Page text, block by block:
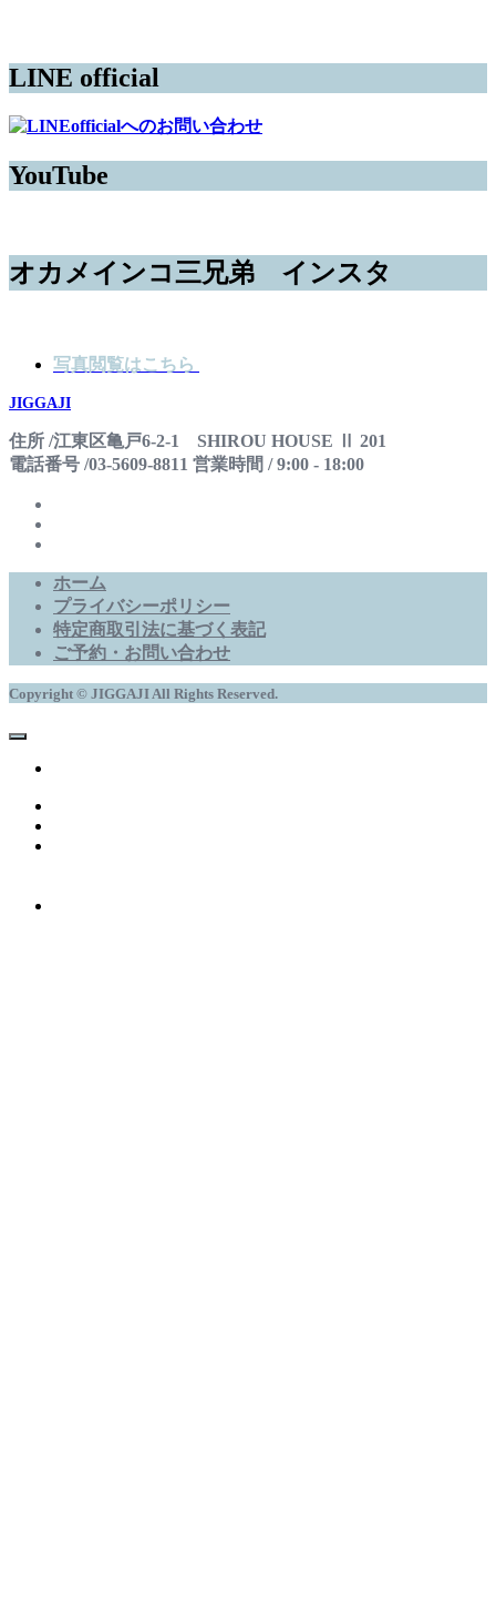
LINE official
YouTube
オカメインコ三兄弟 インスタ
写真閲覧はこちら
JIGGAJI
住所 /江東区亀戸6-2-1 SHIROU HOUSE Ⅱ 201
電話番号 /03-5609-8811 営業時間 / 9:00 - 18:00
ホーム
プライバシーポリシー
特定商取引法に基づく表記
ご予約・お問い合わせ
Copyright © JIGGAJI All Rights Reserved.